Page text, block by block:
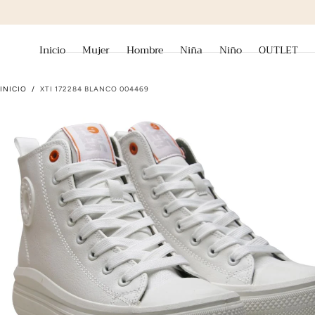
Inicio Mujer Hombre Niña Niño OUTLET
INICIO / XTI 172284 BLANCO 004469